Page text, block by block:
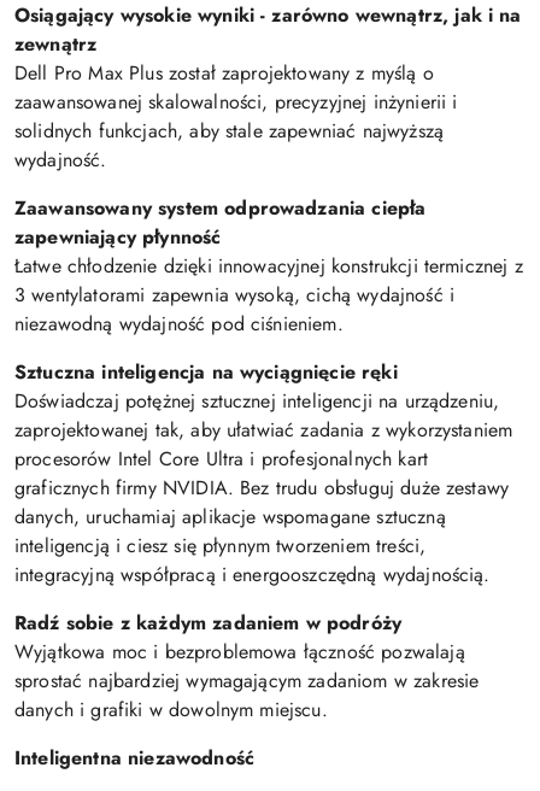
Osiągający wysokie wyniki - zarówno wewnątrz, jak i na
zewnątrz
Dell Pro Max Plus został zaprojektowany z myślą o
zaawansowanej skalowalności, precyzyjnej inżynierii i
solidnych funkcjach, aby stale zapewniać najwyższą
wydajność.
Zaawansowany system odprowadzania ciepła
zapewniający płynność
Łatwe chłodzenie dzięki innowacyjnej konstrukcji termicznej z
3 wentylatorami zapewnia wysoką, cichą wydajność i
niezawodną wydajność pod ciśnieniem.
Sztuczna inteligencja na wyciągnięcie ręki
Doświadczaj potężnej sztucznej inteligencji na urządzeniu,
zaprojektowanej tak, aby ułatwiać zadania z wykorzystaniem
procesorów Intel Core Ultra i profesjonalnych kart
graficznych firmy NVIDIA. Bez trudu obsługuj duże zestawy
danych, uruchamiaj aplikacje wspomagane sztuczną
inteligencją i ciesz się płynnym tworzeniem treści,
integracyjną współpracą i energooszczędną wydajnością.
Radź sobie z każdym zadaniem w podróży
Wyjątkowa moc i bezproblemowa łączność pozwalają
sprostać najbardziej wymagającym zadaniom w zakresie
danych i grafiki w dowolnym miejscu.
Inteligentna niezawodność